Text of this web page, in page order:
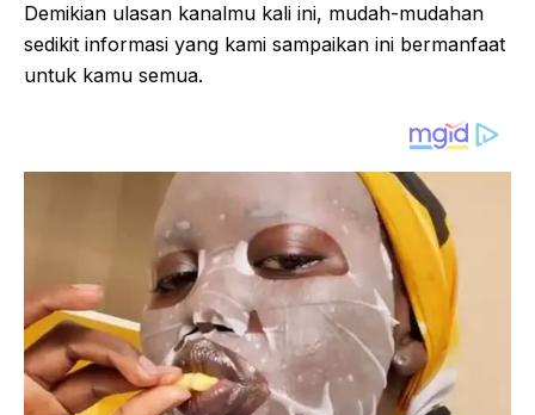
Demikian ulasan kanalmu kali ini, mudah-mudahan
sedikit informasi yang kami sampaikan ini bermanfaat
untuk kamu semua.